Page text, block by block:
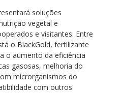
soluções
vegetal e
e visitantes. Entre
o BlackGold, fertilizante
o aumento da eficiência
gasosas, melhoria do
microrganismos do
com outros